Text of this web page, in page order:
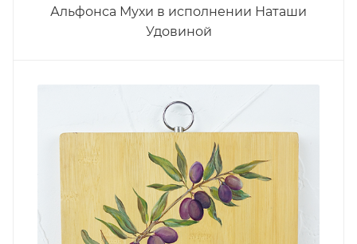
Альфонса Мухи в исполнении Наташи
Удовиной